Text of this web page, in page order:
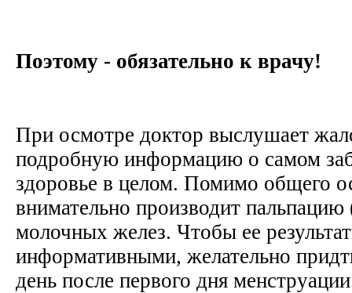
Поэтому - обязательно к врачу!
При осмотре доктор выслушает
подробную информацию о самом
здоровье в целом. Помимо общего
внимательно производит
молочных желез. Чтобы ее
информативными, желательно
день после первого дня